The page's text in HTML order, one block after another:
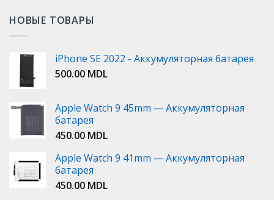
НОВЫЕ ТОВАРЫ
iPhone SE 2022 - Аккумуляторная батарея
500.00 MDL
Apple Watch 9 45mm — Аккумуляторная
батарея
450.00 MDL
Apple Watch 9 41mm — Аккумуляторная
батарея
450.00 MDL